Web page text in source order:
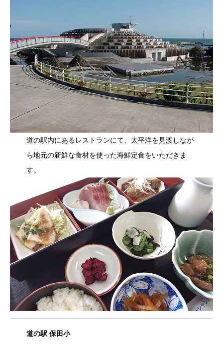
道の駅内にあるレストランにて、太平洋を見渡しなが
ら地元の新鮮な食材を使った海鮮定食をいただきま
す。
道の駅 保田小